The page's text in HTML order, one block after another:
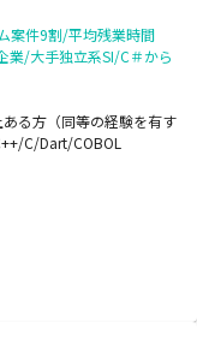
案件9割/平均残業時間
業/大手独立系SI/C＃から
る方（同等の経験を有す
C/Dart/COBOL